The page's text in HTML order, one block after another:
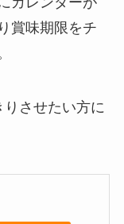
賞味期限をチ
させたい方に